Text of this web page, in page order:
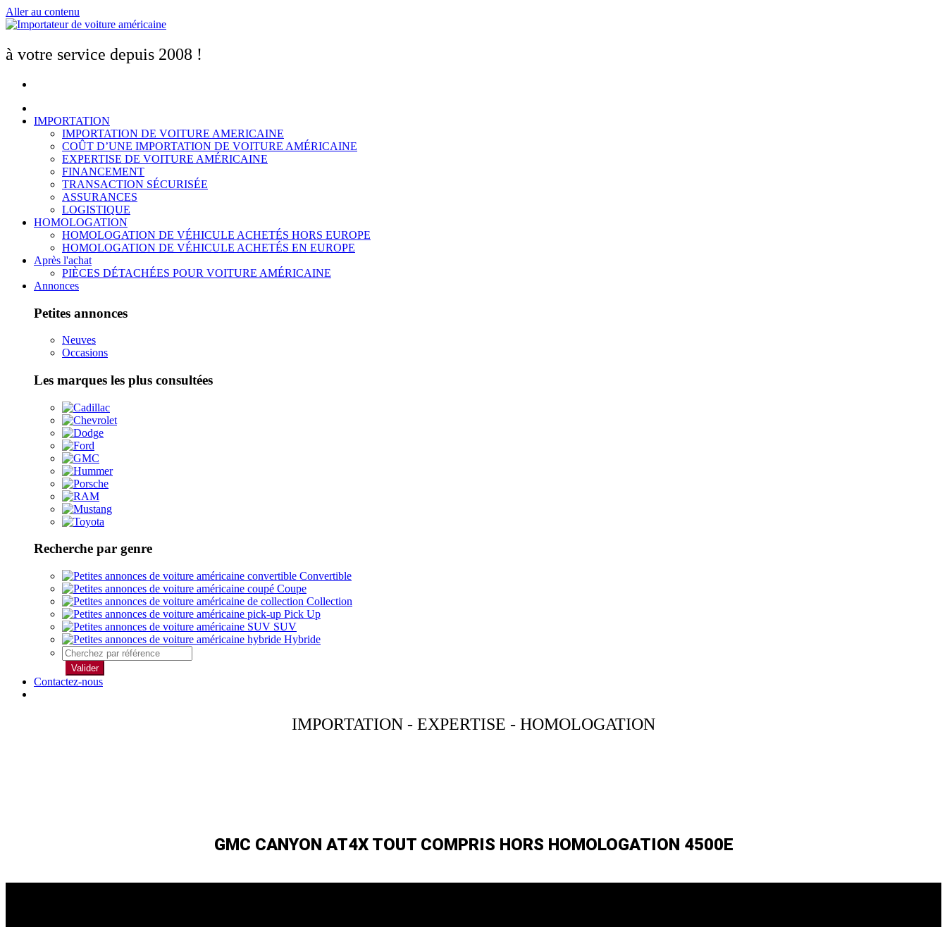
Aller au contenu
à votre service depuis 2008 !
IMPORTATION
IMPORTATION DE VOITURE AMERICAINE
COÛT D’UNE IMPORTATION DE VOITURE AMÉRICAINE
EXPERTISE DE VOITURE AMÉRICAINE
FINANCEMENT
TRANSACTION SÉCURISÉE
ASSURANCES
LOGISTIQUE
HOMOLOGATION
HOMOLOGATION DE VÉHICULE ACHETÉS HORS EUROPE
HOMOLOGATION DE VÉHICULE ACHETÉS EN EUROPE
Après l'achat
PIÈCES DÉTACHÉES POUR VOITURE AMÉRICAINE
Annonces
Petites annonces
Neuves
Occasions
Les marques les plus consultées
Recherche par genre
Convertible
Coupe
Collection
Pick Up
SUV
Hybride
Valider
Contactez-nous
IMPORTATION - EXPERTISE - HOMOLOGATION
GMC CANYON AT4X TOUT COMPRIS HORS HOMOLOGATION 4500E